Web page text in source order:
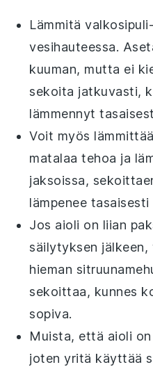
Lämmitä
vesihauteessa.
kuuman, mutta ei
sekoita jatkuvasti,
lämmennyt
Voit myös
matalaa tehoa ja
jaksoissa,
lämpenee
Jos aioli on liian
säilytyksen
hieman
sekoittaa, kunnes
sopiva.
Muista, että aioli
joten yritä käyttää